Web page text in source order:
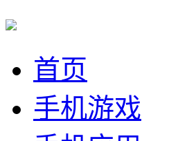
首页
手机游戏